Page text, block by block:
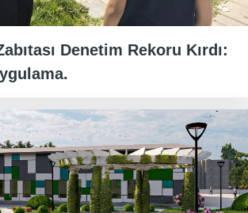
Denetim Rekoru Kırdı: